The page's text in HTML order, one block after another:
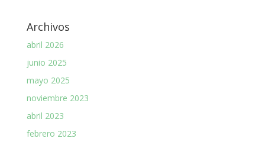
Archivos
abril 2026
junio 2025
mayo 2025
noviembre 2023
abril 2023
febrero 2023